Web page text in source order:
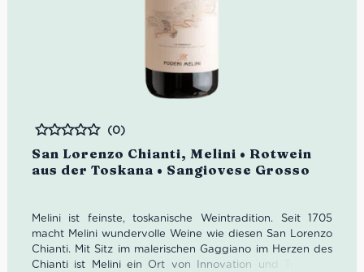
San Lorenzo Chianti, Melini • Rotwein
aus der Toskana • Sangiovese Grosso
Bewertet
(0)
Melini ist feinste, toskanische Weintradition. Seit 1705
macht Melini wundervolle Weine wie diesen San Lorenzo
Chianti. Mit Sitz im malerischen Gaggiano im Herzen des
Chianti ist Melini ein Ort von Innovation und Tradition.